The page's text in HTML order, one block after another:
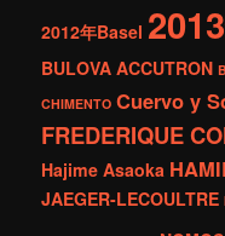
2012年Basel
BULOVA ACCUTRON
CHIMENTO Cuervo y
FREDERIQUE
Hajime Asaoka
JAEGER-LECOULTRE